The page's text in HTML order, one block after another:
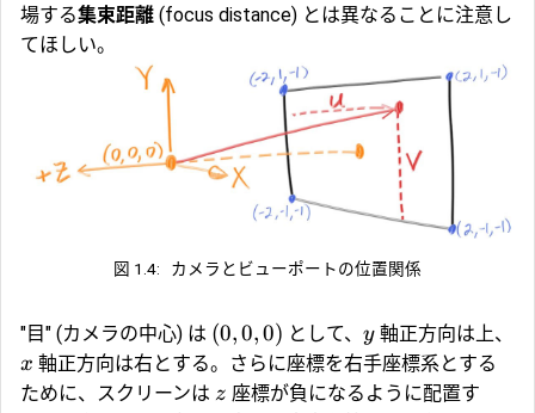
場する集束距離 (focus distance) とは異なることに注意し
てほしい。
図 1.4: カメラとビューポートの位置関係
"目" (カメラの中心) は (0,0, 0) として、y 軸正方向は上、
x 軸正方向は右とする。さらに座標を右手座標系とする
ために、スクリーンは z 座標が負になるように配置す